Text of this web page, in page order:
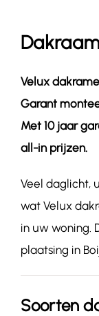
Contact
Velux
Garant
Met 10 jaar
all-in prijzen.
Veel daglicht,
wat Velux
in uw woning.
plaatsing in
Soorten